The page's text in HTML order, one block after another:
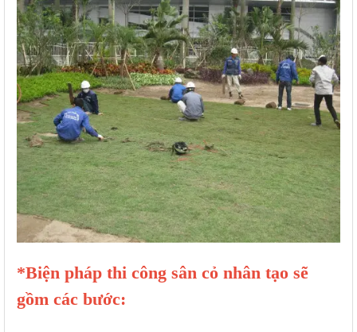
*Biện pháp thi công sân cỏ nhân tạo sẽ
gồm các bước: